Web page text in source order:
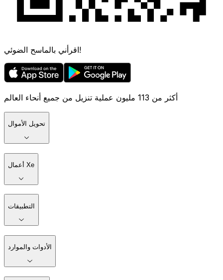
اقرأني بالماسح الضوئي!
أكثر من 113 مليون عملية تنزيل من جميع أنحاء العالم
تحويل الأموال
أعمال Xe
التطبيقات
الأدوات والموارد